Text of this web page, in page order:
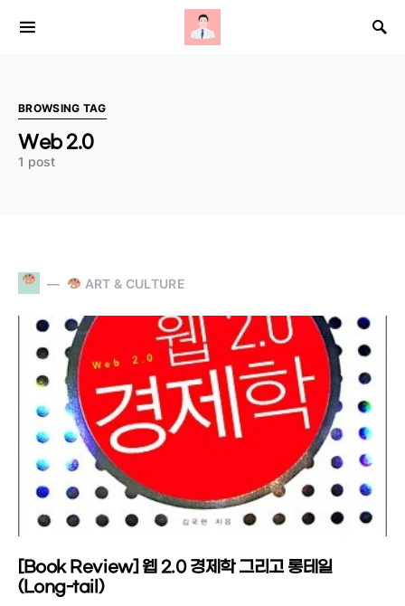
Search for:
BROWSING TAG
Web 2.0
1 post
ART & CULTURE
[Book Review] 웹 2.0 경제학 그리고 롱테일
(Long-tail)